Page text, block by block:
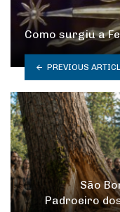
Como surgiu a
PREVIOUS
São
Padroeiro